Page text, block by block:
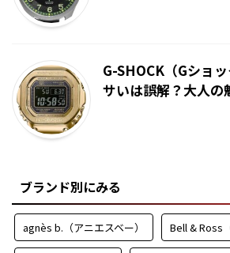
G-SHOCK（Gショ
サいは誤解？大人の
ブランド別にみる
agnès b.（アニエスベー） Bell & Ross